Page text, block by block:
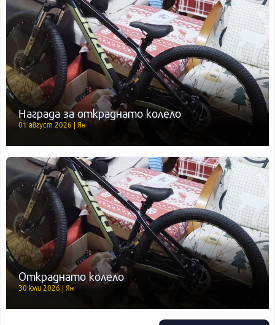
Награда за откраднато колело
01 август 2026 | Ян
Откраднато колело
30 юли 2026 | Ян